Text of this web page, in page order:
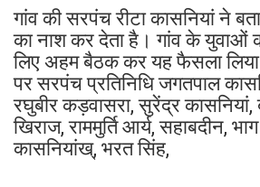
गांव की सरपंच रीटा कासनियां ने
का नाश कर देता है। गांव के
लिए अहम बैठक कर यह फैसला
पर सरपंच प्रतिनिधि जगतपाल
रघुबीर कड़वासरा, सुरेंद्र कासनियां,
खिराज, राममुर्ति आर्य, सहाबदीन,
कासनियांख्, भरत सिंह,